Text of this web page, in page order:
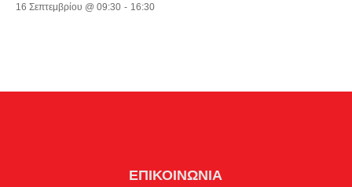
16 Σεπτεμβρίου @ 09:30 - 16:30
ΕΠΙΚΟΙΝΩΝΙΑ